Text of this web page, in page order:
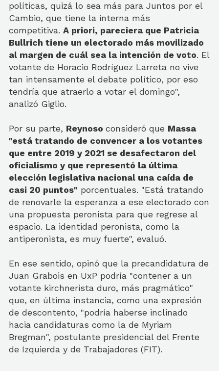
políticas, quizá lo sea más para Juntos por el
Cambio, que tiene la interna más
competitiva. A priori, pareciera que Patricia
Bullrich tiene un electorado más movilizado
al margen de cuál sea la intención de voto. El
votante de Horacio Rodríguez Larreta no vive
tan intensamente el debate político, por eso
tendría que atraerlo a votar el domingo",
analizó Giglio.
Por su parte, Reynoso consideró que Massa
"está tratando de convencer a los votantes
que entre 2019 y 2021 se desafectaron del
oficialismo y que representó la última
elección legislativa nacional una caída de
casi 20 puntos" porcentuales. "Está tratando
de renovarle la esperanza a ese electorado con
una propuesta peronista para que regrese al
espacio. La identidad peronista, como la
antiperonista, es muy fuerte", evaluó.
En ese sentido, opinó que la precandidatura de
Juan Grabois en UxP podría "contener a un
votante kirchnerista duro, más pragmático"
que, en última instancia, como una expresión
de descontento, "podría haberse inclinado
hacia candidaturas como la de Myriam
Bregman", postulante presidencial del Frente
de Izquierda y de Trabajadores (FIT).